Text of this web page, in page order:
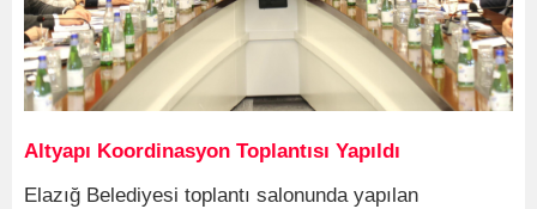
Altyapı Koordinasyon Toplantısı Yapıldı
Elazığ Belediyesi toplantı salonunda yapılan